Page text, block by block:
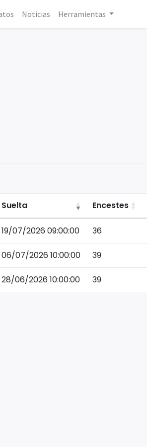
Noticias Herramientas
Suelta Encestes
19/07/2026 09:00:00 36
06/07/2026 10:00:00 39
28/06/2026 10:00:00 39